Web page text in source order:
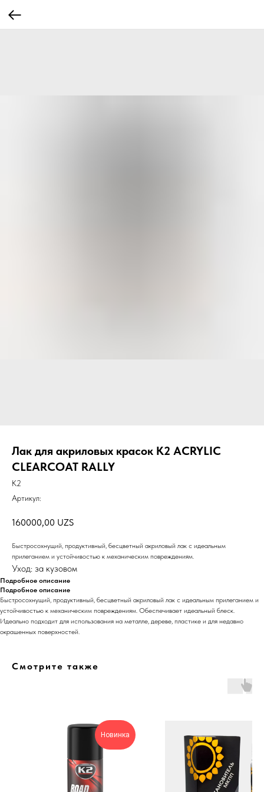
Лак для акриловых красок K2 ACRYLIC
CLEARCOAT RALLY
K2
Артикул:
160000,00 UZS
Быстросохнущий, продуктивный, бесцветный акриловый лак с идеальным
прилеганием и устойчивостью к механическим повреждениям.
Уход: за кузовом
Подробное описание
Подробное описание
Быстросохнущий, продуктивный, бесцветный акриловый лак с идеальным прилеганием и
устойчивостью к механическим повреждениям. Обеспечивает идеальный блеск.
Идеально подходит для использования на металле, дереве, пластике и для недавно
окрашенных поверхностей.
Смотрите также
Новинка